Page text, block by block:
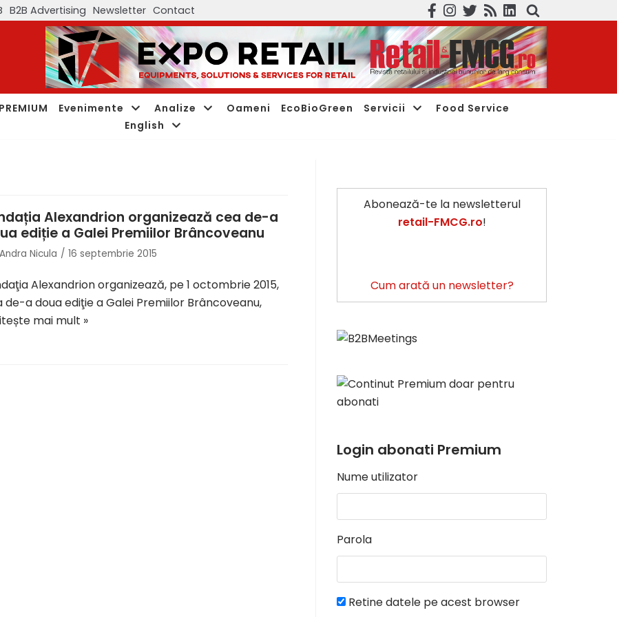
B2B Advertising Newsletter Contact
Evenimente Analize Oameni EcoBioGreen Servicii
Food Service
English
Alexandrion organizează cea de-a
ediție a Galei Premiilor Brâncoveanu
Andra Nicula 16 septembrie 2015
Alexandrion organizează, pe 1 octombrie 2015,
de-a doua ediţie a Galei Premiilor Brâncoveanu,
mai mult »
Abonează-te la newsletterul
retail-FMCG.ro!
Cum arată un newsletter?
Login abonati Premium
Nume utilizator
Parola
Retine datele pe acest browser